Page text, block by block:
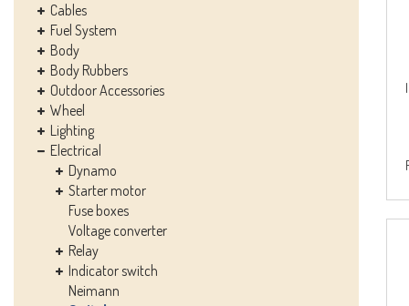
Cables
Fuel System
Body
Body Rubbers
Outdoor Accessories
Wheel
Lighting
Electrical
Dynamo
Starter motor
Fuse boxes
Voltage converter
Relay
Indicator switch
Neimann